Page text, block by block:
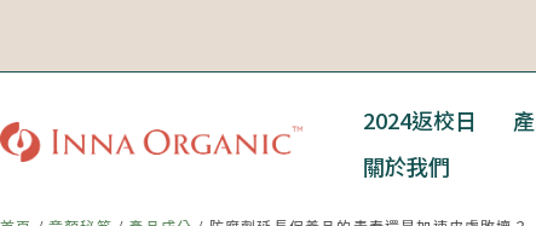
2024返校日
關於我們